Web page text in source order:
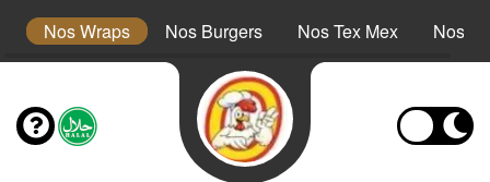
Nos Wraps Nos Burgers Nos Tex Mex Nos